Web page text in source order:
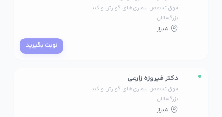
فوق تخصص بیماری‌های گوارش و کبد
بزرگسالان
شیراز
نوبت بگیرید
دکتر فیروزه زارعی
فوق تخصص بیماری‌های گوارش و کبد
بزرگسالان
شیراز